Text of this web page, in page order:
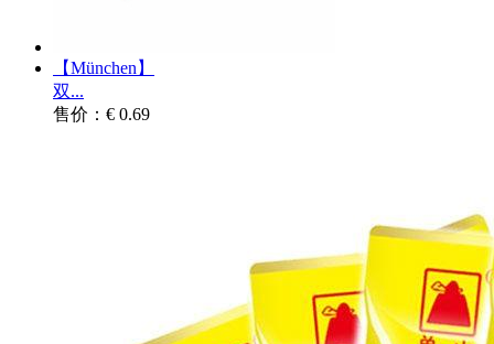
【München】
双...
售价：€ 0.69